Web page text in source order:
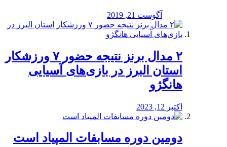
آگوست 21, 2019
۲ مدال برنز نتیجه حضور ۷ ورزشکار
استان البرز در بازی‌های آسیایی
هانگژو
اکتبر 12, 2023
دومین دوره مسابفات المپیاد است